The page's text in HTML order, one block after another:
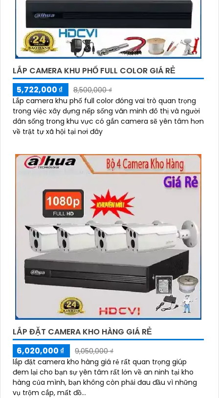
LẮP CAMERA KHU PHỐ FULL COLOR GIÁ RẺ
5,722,000 ₫
8,500,000 ₫
Lắp camera khu phố full color đóng vai trò quan trọng
trong việc xây dựng nếp sống văn minh đô thị và người
dân sống trong khu vực có gắn camera sẽ yên tâm hơn
về trật tự xã hội tại nơi đây
LẮP ĐẶT CAMERA KHO HÀNG GIÁ RẺ
6,020,000 ₫
9,050,000 ₫
lắp đặt camera kho hàng giá rẻ rất quan trọng giúp
đem lại cho bạn sự yên tâm rất lớn về an ninh tại kho
hàng của mình, bạn không còn phải đau đầu vì những
vụ trộm cắp, mất đồ...